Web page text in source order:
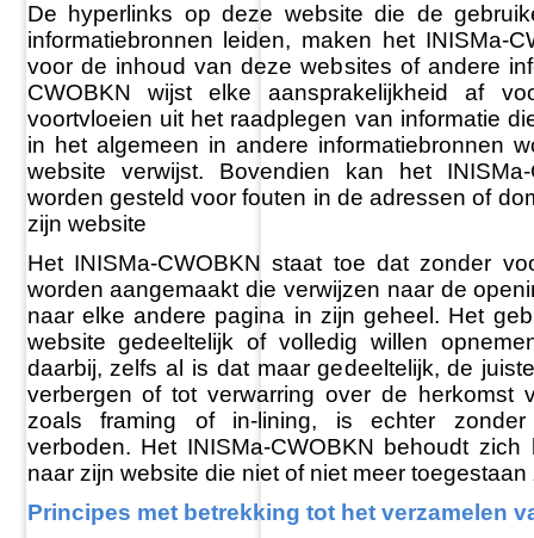
De hyperlinks op deze website die de
informatiebronnen leiden, maken het INISMa-
voor de inhoud van deze websites of andere
CWOBKN wijst elke aansprakelijkheid af
voortvloeien uit het raadplegen van informatie
in het algemeen in andere informatiebronnen
website verwijst. Bovendien kan het
worden gesteld voor fouten in de adressen of
zijn website
Het INISMa-CWOBKN staat toe dat zonder
worden aangemaakt die verwijzen naar de
naar elke andere pagina in zijn geheel. Het
website gedeeltelijk of volledig willen
daarbij, zelfs al is dat maar gedeeltelijk, de
verbergen of tot verwarring over de herkomst
zoals framing of in-lining, is echter zonder
verboden. Het INISMa-CWOBKN behoudt
naar zijn website die niet of niet meer
Principes met betrekking tot het verzamelen